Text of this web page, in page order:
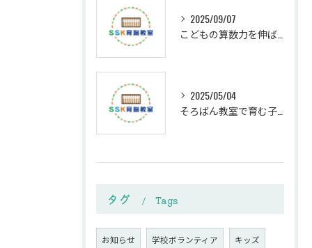
2025/09/07
2025/05/04
タグ Tags
お知らせ 学校ボランティア キッズ